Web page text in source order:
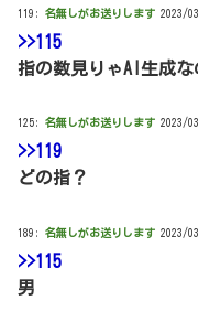
119: 名無しがお送りします 2023/
>>115
指の数見りゃAI生成
125: 名無しがお送りします 2023/
>>119
どの指？
189: 名無しがお送りします 2023/
>>115
男